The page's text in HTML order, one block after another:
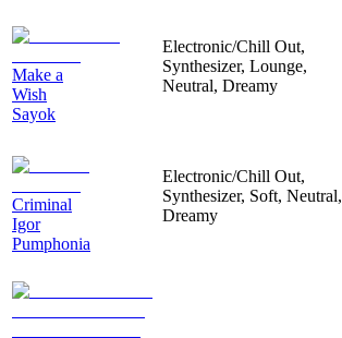
Make a
Wish
Sayok
Electronic/Chill Out,
Synthesizer, Lounge,
Neutral, Dreamy
Criminal
Igor
Pumphonia
Electronic/Chill Out,
Synthesizer, Soft, Neutral,
Dreamy